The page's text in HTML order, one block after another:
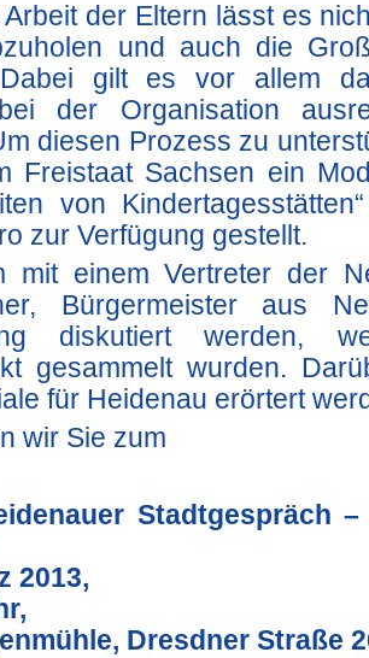
Arbeit der Eltern lässt es
und auch die
gilt es vor allem
der Organisation
diesen Prozess zu
Freistaat Sachsen ein
von
zur Verfügung gestellt.
mit einem Vertreter der
Bürgermeister aus
diskutiert werden,
gesammelt wurden.
für Heidenau erörtert
wir Sie zum
Stadtgespräch
2013,
Dresdner Straße